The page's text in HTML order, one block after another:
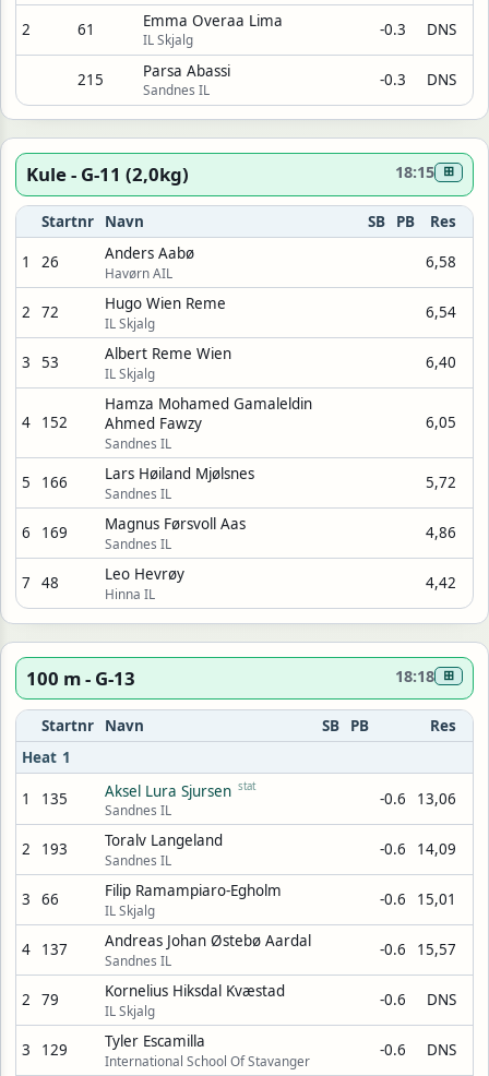
2 61 Emma Overaa Lima
IL Skjalg
-0.3 DNS
215 Parsa Abassi
Sandnes IL
-0.3 DNS
Kule - G-11 (2,0kg) 18:15 ⊞
Startnr Navn SB PB Res
1 26 Anders Aabø
Havørn AIL
6,58
2 72 Hugo Wien Reme
IL Skjalg
6,54
3 53 Albert Reme Wien
IL Skjalg
6,40
4 152
Hamza Mohamed Gamaleldin
Ahmed Fawzy
Sandnes IL
6,05
5 166 Lars Høiland Mjølsnes
Sandnes IL
5,72
6 169 Magnus Førsvoll Aas
Sandnes IL
4,86
7 48 Leo Hevrøy
Hinna IL
4,42
100 m - G-13 18:18 ⊞
Startnr Navn SB PB
Res
Heat 1
1 135 Aksel Lura Sjursen stat
Sandnes IL
-0.6 13,06
2 193 Toralv Langeland
Sandnes IL
-0.6 14,09
3 66 Filip Ramampiaro-Egholm
IL Skjalg
-0.6 15,01
4 137 Andreas Johan Østebø Aardal
Sandnes IL
-0.6 15,57
2 79 Kornelius Hiksdal Kvæstad
IL Skjalg
-0.6 DNS
3 129 Tyler Escamilla
International School Of Stavanger
-0.6 DNS